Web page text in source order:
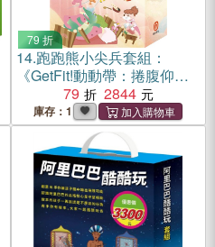
79 折
14.跑跑熊小尖兵套組：
《GetFit!動動帶：捲腹仰臥
跑跑熊＋衛教小尖兵：嘴巴
裡的戰爭、勇闖流感異世
界》
79 2844
庫存：1